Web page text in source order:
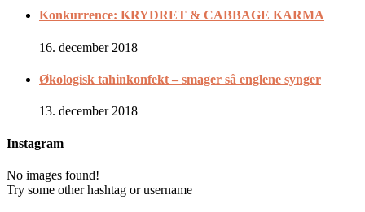
Konkurrence: KRYDRET & CABBAGE KARMA
16. december 2018
Økologisk tahinkonfekt – smager så englene synger
13. december 2018
Instagram
No images found!
Try some other hashtag or username